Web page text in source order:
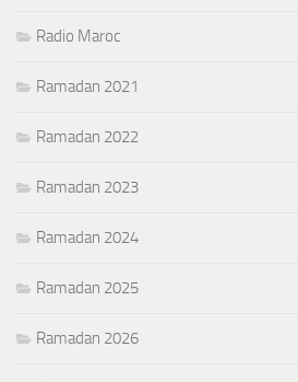
Radio Maroc
Ramadan 2021
Ramadan 2022
Ramadan 2023
Ramadan 2024
Ramadan 2025
Ramadan 2026